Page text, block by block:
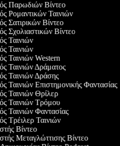
Παρωδιών Βίντεο
Ρομαντικών Ταινιών
Σατιρικών Βίντεο
Σχολιαστικών Βίντεο
Ταινιών
Ταινιών
Ταινιών Western
Ταινιών Δράματος
Ταινιών Δράσης
Ταινιών Επιστημονικής Φαντασίας
Ταινιών Θρίλερ
Ταινιών Τρόμου
Ταινιών Φαντασίας
Τρέιλερ Ταινιών
Βίντεο
Μεταγλώττισης Βίντεο